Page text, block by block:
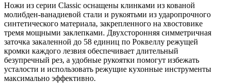
Ножи из серии Classic оснащены клинками из кованой
молибден-ванадиевой стали и рукоятьми из ударопрочного
синтетического материала, закрепленного на хвостовике
тремя мощными заклепками. Двухсторонняя симметричная
заточка закаленной до 58 единиц по Роквеллу режущей
кромки каждого лезвия обеспечивает длительный
безупречный рез, а удобные рукоятки помогут избежать
усталости и использовать режущие кухонные инструменты
максимально эффективно.